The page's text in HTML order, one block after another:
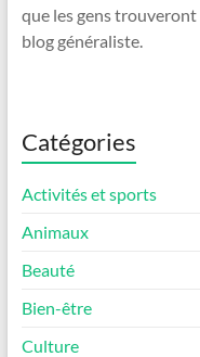
que les gens trouveront
blog généraliste.
Catégories
Activités et sports
Animaux
Beauté
Bien-être
Culture